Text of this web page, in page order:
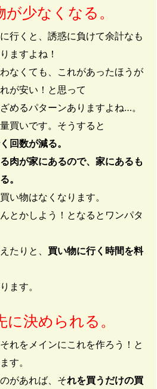
少なくなる。
行くと、誘惑に負けて余計なも
ますよね！
なくても、これがあったほうが
が安い！と思って
めるパターンありますよね…。
買いです。そうすると
回数が減る。
肉が家にあるので、家にあるも
。
い物はなくなります。
とかしよう！となるとワンパタ
たりと、 買い物に行く時間を料
ます。
決められる。
れをメインにこれを作ろう！と
す。
があれば、それを買うだけの買